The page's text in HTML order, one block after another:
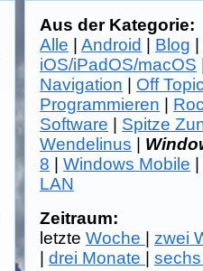
Aus der Kategorie:
Alle |Android Blog
iOS/iPadOS/macOS
Navigation
Off
Programmieren
Software
Spitze
Wendelinus
8 |Windows Mobile
LAN
Zeitraum:
letzteWoche
zwei
|drei Monate |